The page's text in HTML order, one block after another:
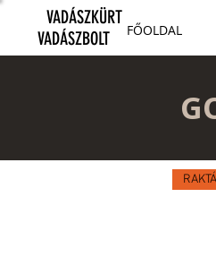
FŐOLDAL
VADÁSZKÜRT
VADÁSZBOLT